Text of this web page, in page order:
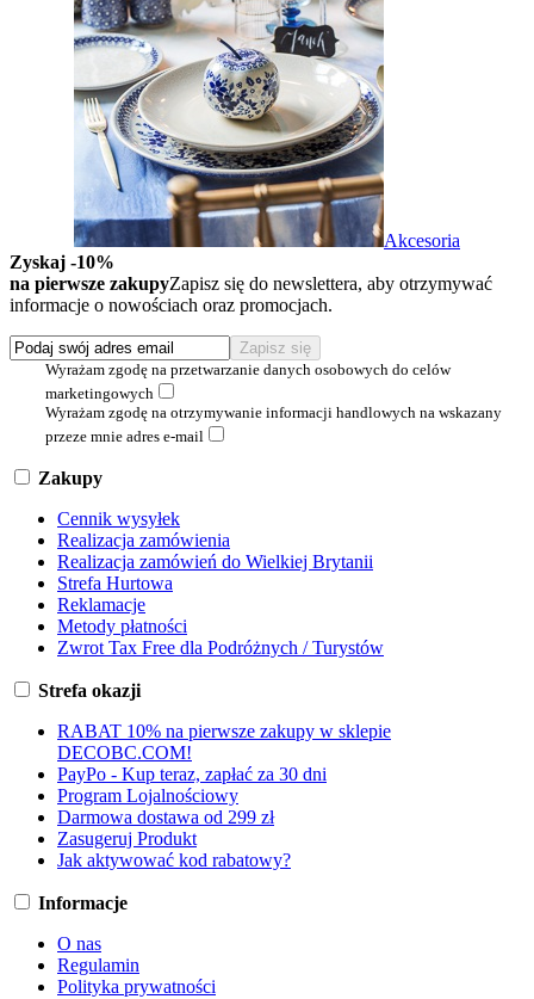
Akcesoria
Zyskaj -10%
na pierwsze zakupyZapisz się do newslettera, aby otrzymywać
informacje o nowościach oraz promocjach.
Wyrażam zgodę na przetwarzanie danych osobowych do celów
marketingowych
Wyrażam zgodę na otrzymywanie informacji handlowych na wskazany
przeze mnie adres e-mail
Zakupy
Cennik wysyłek
Realizacja zamówienia
Realizacja zamówień do Wielkiej Brytanii
Strefa Hurtowa
Reklamacje
Metody płatności
Zwrot Tax Free dla Podróżnych / Turystów
Strefa okazji
RABAT 10% na pierwsze zakupy w sklepie
DECOBC.COM!
PayPo - Kup teraz, zapłać za 30 dni
Program Lojalnościowy
Darmowa dostawa od 299 zł
Zasugeruj Produkt
Jak aktywować kod rabatowy?
Informacje
O nas
Regulamin
Polityka prywatności